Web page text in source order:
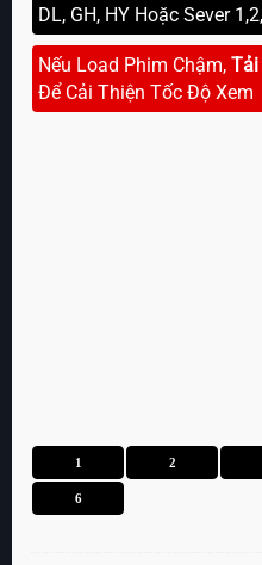
DL, GH, HY Hoặc Sever
Nếu Load Phim Chậm,Tải
Để Cải Thiện Tốc Độ Xem
1 2
6